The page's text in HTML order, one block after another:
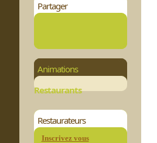
Partager
Animations
Restaurants
Restaurateurs
Inscrivez vous